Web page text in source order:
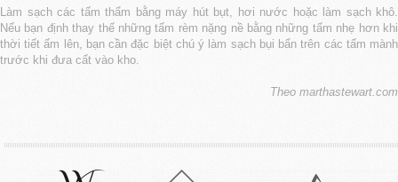
Làm sạch các tấm thẩm bằng máy hút bụt, hơi nước hoặc làm sạch khô.
Nếu bạn định thay thế những tấm rèm nặng nề bằng những tấm nhẹ hơn khi
thời tiết ấm lên, bạn cần đặc biệt chú ý làm sạch bụi bẩn trên các tấm mành
trước khi đưa cất vào kho.
Theo marthastewart.com